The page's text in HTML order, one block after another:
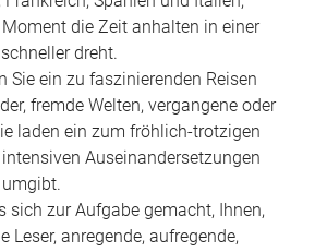
die Zeit anhalten in einer
dreht.
Sie ein zu faszinierenden Reisen
fremde Welten, vergangene oder
laden ein zum fröhlich-trotzigen
Auseinandersetzungen
sich zur Aufgabe gemacht, Ihnen,
Leser, anregende, aufregende,